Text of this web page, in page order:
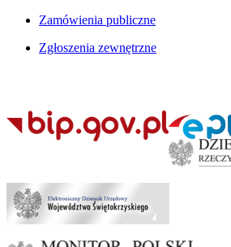
Zamówienia publiczne
Zgłoszenia zewnętrzne